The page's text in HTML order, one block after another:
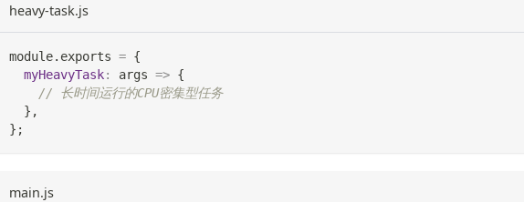
heavy-task.js
module. exports = {
myHeavyTask: args => {
// 长时间运行的CPU密集型任务
} ,
} ;
main.js